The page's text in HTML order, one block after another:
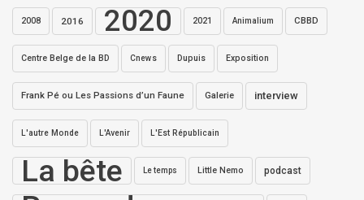
2008 2016 2020 2021 Animalium CBBD
Centre Belge de la BD Cnews Dupuis Exposition
Frank Pé ou Les Passions d’un Faune Galerie interview
L'autre Monde L'Avenir L'Est Républicain
La bête Le temps Little Nemo podcast